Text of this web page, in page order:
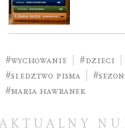
#wychowanie #dzieci
#sledztwo pisma
#Maria Hawranek